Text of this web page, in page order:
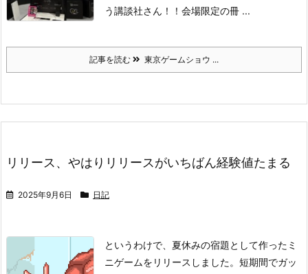
う講談社さん！！ 会場限定の冊 ...
記事を読む 東京ゲームショウ ...
リリース、やはりリリースがいちばん経験値たまる
2025年9月6日 日記
というわけで、夏休みの宿題として作ったミ
ニゲームをリリースしました。 短期間でガッ